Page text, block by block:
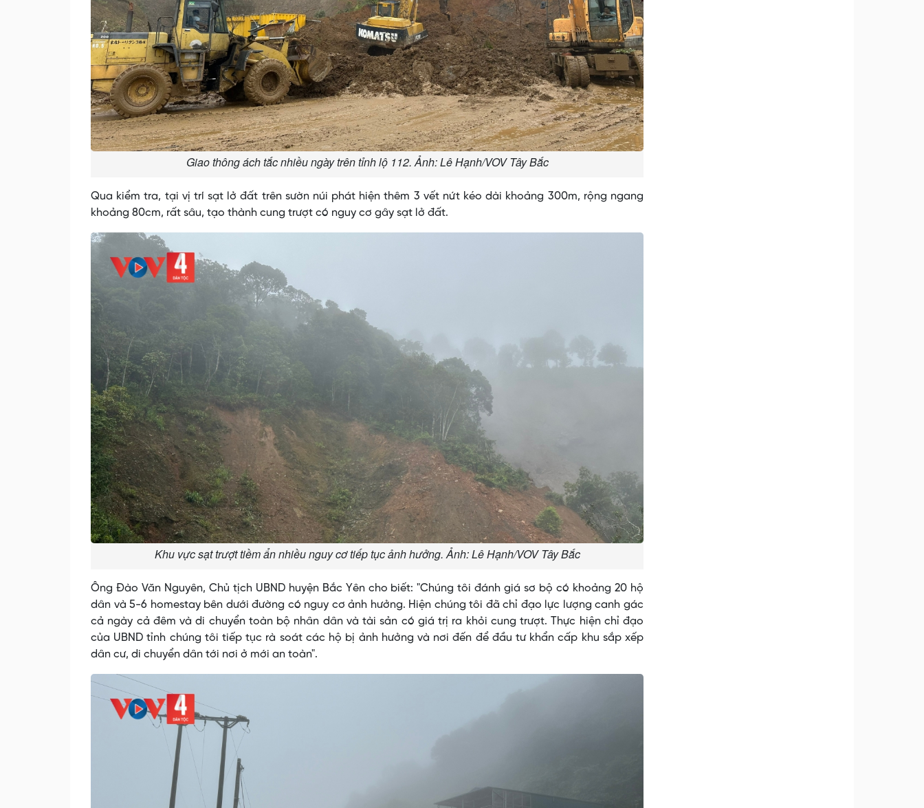
Giao thông ách tắc nhiều ngày trên tỉnh lộ 112. Ảnh: Lê Hạnh/VOV Tây Bắc
Qua kiểm tra, tại vị trí sạt lở đất trên sườn núi phát hiện thêm 3 vết nứt kéo dài khoảng 300m, rộng ngang
khoảng 80cm, rất sâu, tạo thành cung trượt có nguy cơ gây sạt lở đất.
Khu vực sạt trượt tiềm ẩn nhiều nguy cơ tiếp tục ảnh hưởng. Ảnh: Lê Hạnh/VOV Tây Bắc
Ông Đào Văn Nguyên, Chủ tịch UBND huyện Bắc Yên cho biết: "Chúng tôi đánh giá sơ bộ có khoảng 20 hộ
dân và 5-6 homestay bên dưới đường có nguy cơ ảnh hưởng. Hiện chúng tôi đã chỉ đạo lực lượng canh gác
cả ngày cả đêm và di chuyển toàn bộ nhân dân và tài sản có giá trị ra khỏi cung trượt. Thực hiện chỉ đạo
của UBND tỉnh chúng tôi tiếp tục rà soát các hộ bị ảnh hưởng và nơi đến để đầu tư khẩn cấp khu sắp xếp
dân cư, di chuyển dân tới nơi ở mới an toàn".